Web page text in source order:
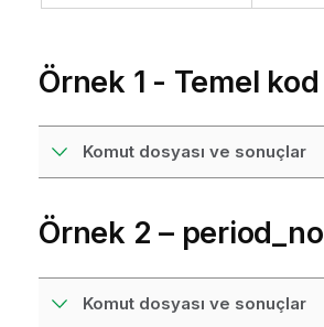
Örnek 1 - Temel kod
Komut dosyası ve sonuçlar
Örnek 2 – period_no
Komut dosyası ve sonuçlar